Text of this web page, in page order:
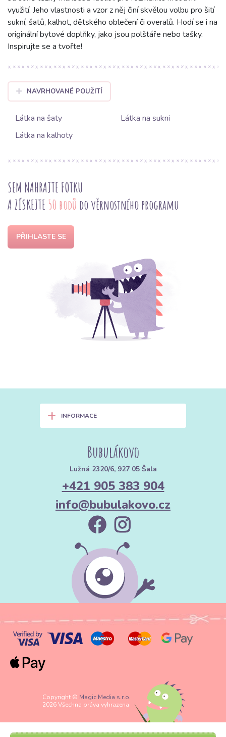
využití. Jeho vlastnosti a vzor z něj činí skvělou volbu pro šití
sukní, šatů, kalhot, dětského oblečení či overalů. Hodí se i na
originální bytové doplňky, jako jsou polštáře nebo tašky.
Inspirujte se a tvořte!
NAVRHOVANÉ POUŽITÍ
Látka na šaty
Látka na sukni
Látka na kalhoty
SEM NAHRAJTE FOTKU
A ZÍSKEJTE 50 bodů do věrnostního programu
PŘIHLASTE SE
+ INFORMACE
Bubulákovo
Lužná 2320/6, 927 05 Šala
+421 905 383 904
info@bubulakovo.cz
Copyright © Magic Media s.r.o.
2026 Všechna práva vyhrazena